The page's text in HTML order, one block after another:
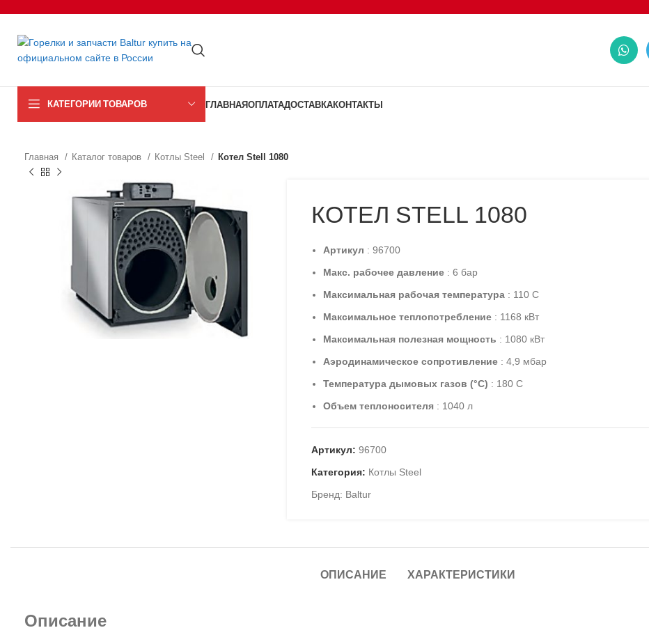
КАТЕГОРИИ ТОВАРОВ ГЛАВНАЯОПЛАТАДОСТАВКАКОНТАКТЫ
Главная Каталог товаров Котлы Steel Котел Stell 1080
КОТЕЛ STELL 1080
Артикул : 96700
Макс. рабочее давление: 6 бар
Максимальная рабочая температура: 110 C
Максимальное теплопотребление: 1168 кВт
Максимальная полезная мощность : 1080 кВт
Аэродинамическое сопротивление: 4,9 мбар
Температура дымовых газов (°С) : 180 C
Объем теплоносителя: 1040 л
Артикул: 96700
Категория: Котлы Steel
Бренд: Baltur
ОПИСАНИЕ ХАРАКТЕРИСТИКИ
Описание